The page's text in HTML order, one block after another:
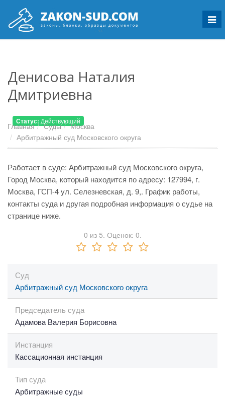
Денисова Наталия
Дмитриевна
Статус: Действующий
Главная Суды
Москва
Арбитражный суд Московского округа
Работает в суде: Арбитражный суд Московского округа,
Город Москва, который находится по адресу: 127994, г.
Москва, ГСП-4 ул. Селезневская, д. 9,. График работы,
контакты суда и другая подробная информация о судье на
странице ниже.
0 из 5. Оценок: 0.
Суд
Арбитражный суд Московского округа
Председатель суда
Адамова Валерия Борисовна
Инстанция
Кассационная инстанция
Тип суда
Арбитражные суды